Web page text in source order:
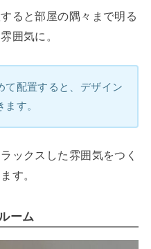
ると部屋の隅々まで明る
囲気に。
て配置すると、デザイン
す。
ックスした雰囲気をつく
す。
ーム